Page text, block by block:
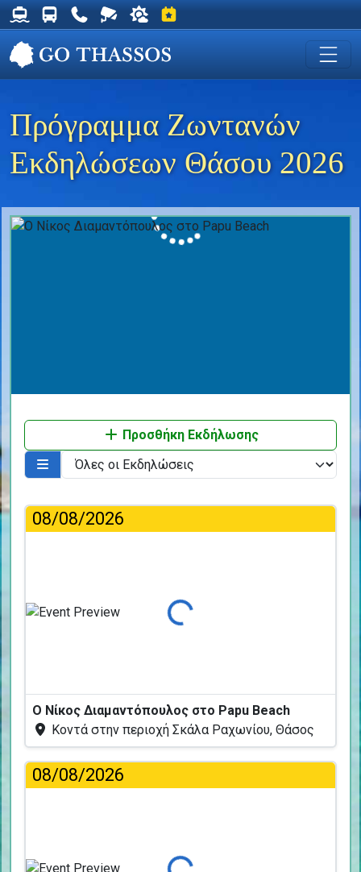
Δρομολόγια Φέρυ για Θάσο
Δρομολόγια Λεωφορείων Θάσου
Χρήσιμα Τηλέφωνα
Ζωντανή Κάμερα στη Χρυσή Ακτή
Ο καιρός στη Θάσο
Εκδηλώσεις στη Θάσο
Πρόγραμμα Ζωντανών
Εκδηλώσεων Θάσου 2026
Προσθήκη Εκδήλωσης
08/08/2026
Φόρτωση...
Ο Νίκος Διαμαντόπουλος στο Papu Beach
Κοντά στην περιοχή Σκάλα Ραχωνίου, Θάσος
08/08/2026
Φόρτωση...